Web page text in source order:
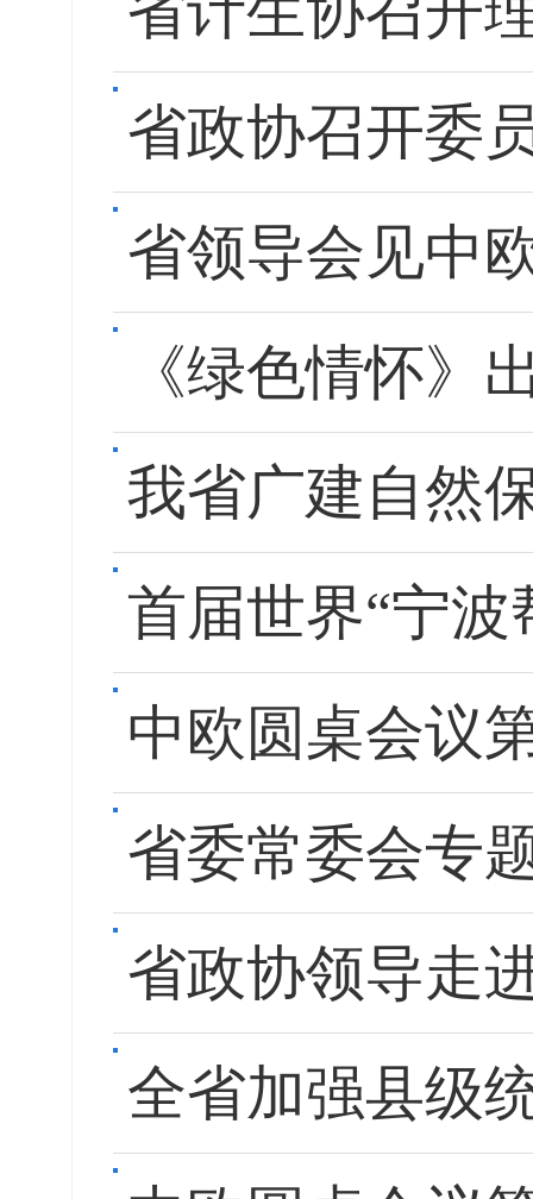
省政协召开委
省领导会见中
《绿色情怀》
我省广建自然
首届世界“宁
中欧圆桌会议
省委常委会专
省政协领导走
全省加强县级